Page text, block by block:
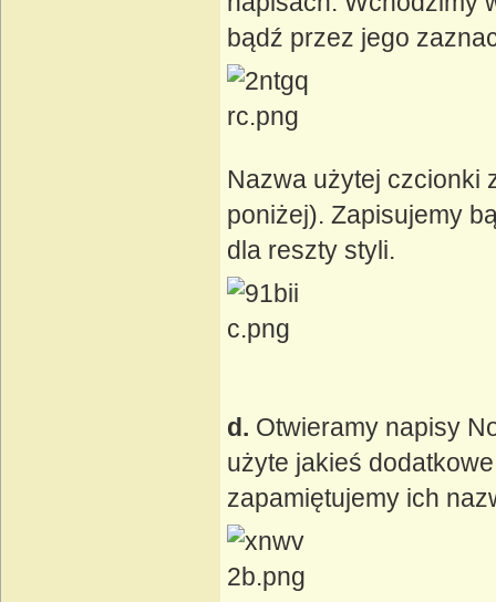
bądź przez jego
Nazwa użytej czcionki
poniżej). Zapisujemy
dla reszty styli.
d. Otwieramy napisy
użyte jakieś
zapamiętujemy ich